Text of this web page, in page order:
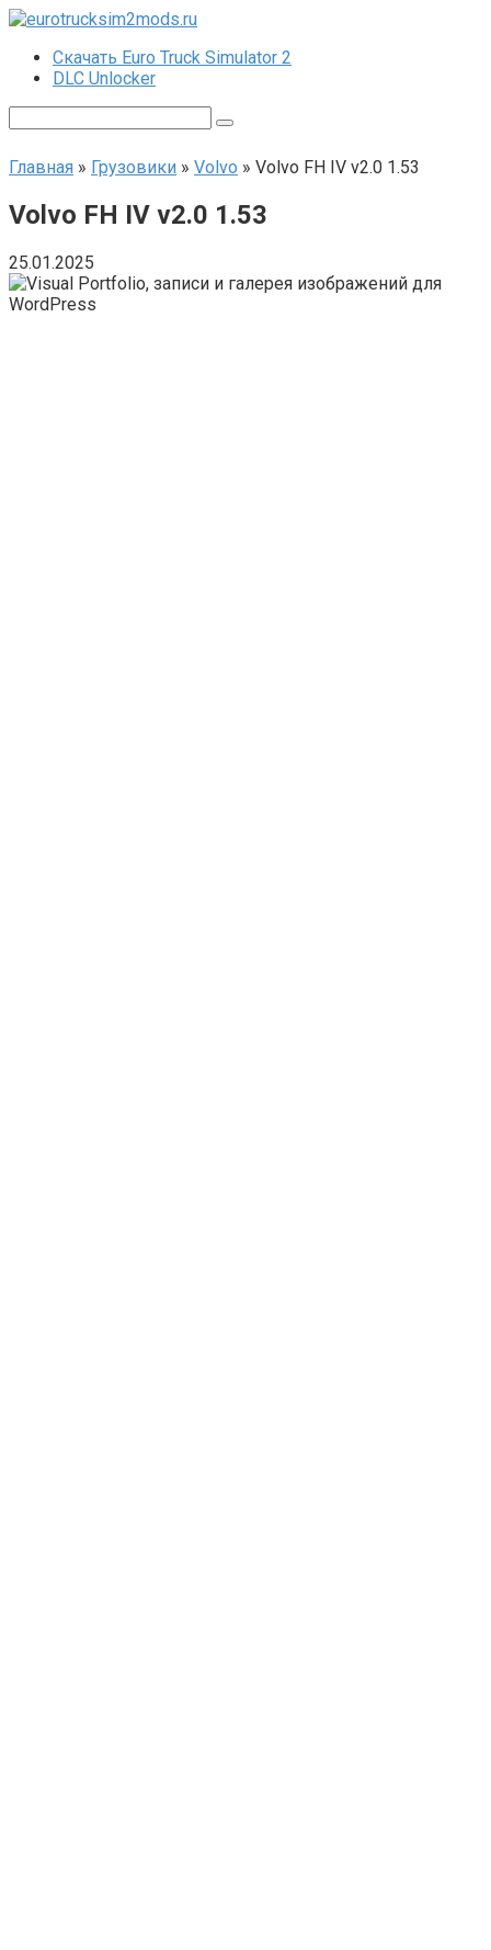
Перейти
контентуСкачать Euro Truck Simulator 2
DLC Unlocker
Главная » Грузовики » Volvo » Volvo FH IV v2.0 1.53
Volvo FH IV v2.0 1.53
25.01.2025